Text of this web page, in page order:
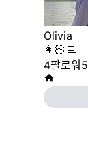
Olivia
👩🏻‍💻
4팔로워 5